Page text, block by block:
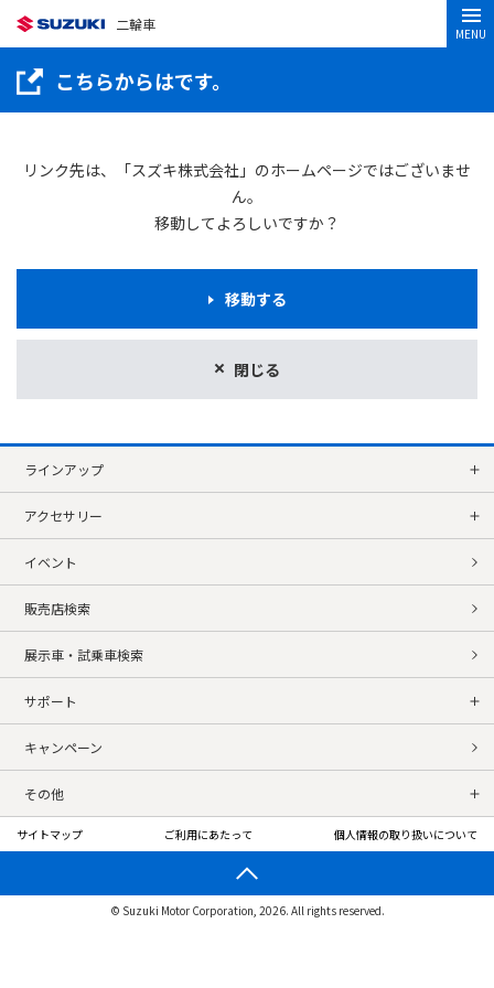
二輪車
MENU
こちらからはです。
リンク先は、「スズキ株式会社」のホームページではございませ
ん。
移動してよろしいですか？
閉じる
移動する
ラインアップ
アクセサリー
イベント
販売店検索
展示車・試乗車検索
サポート
キャンペーン
その他
サイトマップ ご利用にあたって 個人情報の取り扱いについて
© Suzuki Motor Corporation, 2026. All rights reserved.